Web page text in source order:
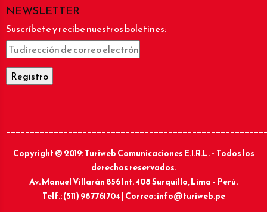
NEWSLETTER
Suscríbete y recibe nuestros boletines:
Copyright © 2019: Turiweb Comunicaciones E.I.R.L. – Todos los
derechos reservados.
Av. Manuel Villarán 856 Int. 408 Surquillo, Lima – Perú.
Telf.: (511) 987761704 | Correo: info@turiweb.pe